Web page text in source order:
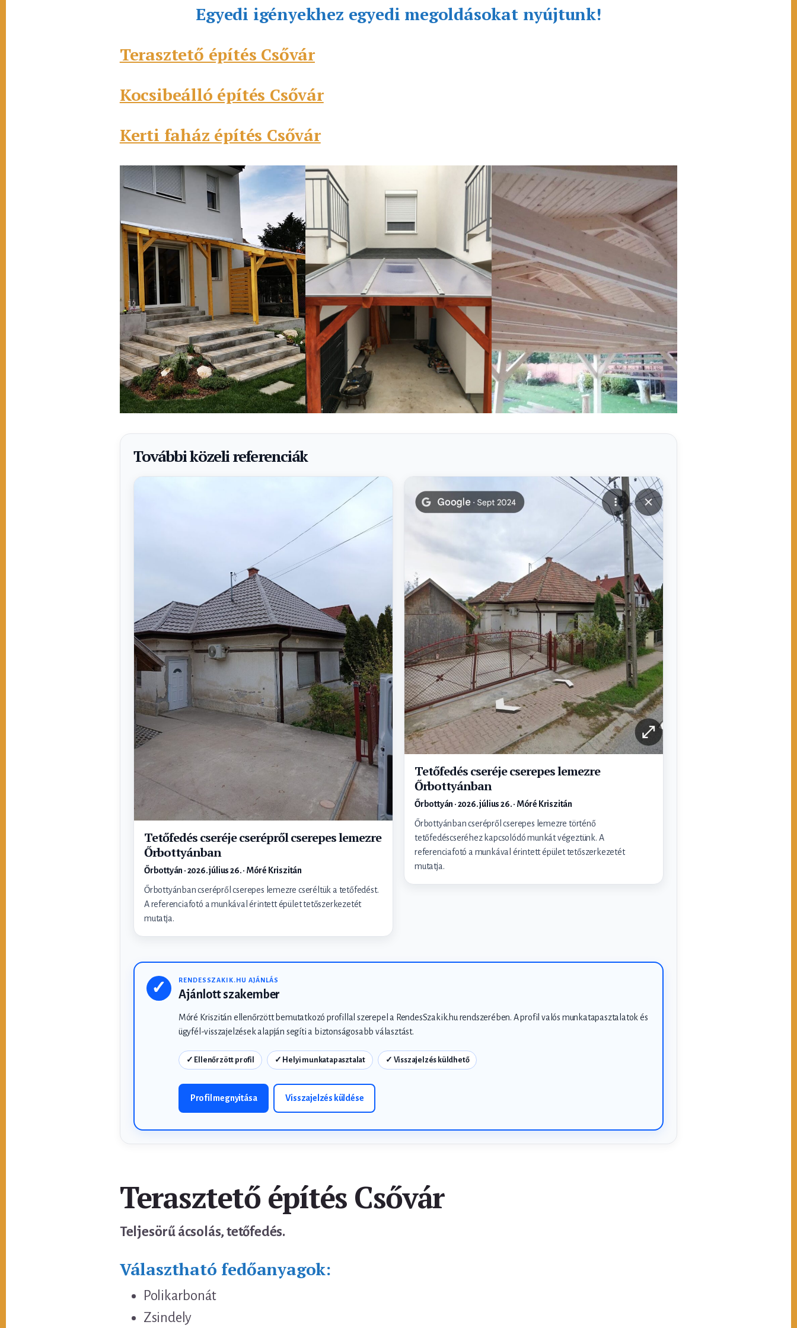
Egyedi igényekhez egyedi megoldásokat nyújtunk!
Terasztető építés Csővár
Kocsibeálló építés Csővár
Kerti faház építés Csővár
További közeli referenciák
Tetőfedés cseréje cserépről cserepes lemezre
Őrbottyánban
Őrbottyán · 2026. július 26. · Móré Kriszitán
Őrbottyánban cserépről cserepes lemezre cseréltük a tetőfedést.
A referenciafotó a munkával érintett épület tetőszerkezetét
mutatja.
Tetőfedés cseréje cserepes lemezre
Őrbottyánban
Őrbottyán · 2026. július 26. · Móré Kriszitán
Őrbottyánban cserépről cserepes lemezre történő
tetőfedéscseréhez kapcsolódó munkát végeztünk. A
referenciafotó a munkával érintett épület tetőszerkezetét
mutatja.
✓ RENDESSZAKIK.HU AJÁNLÁS
Ajánlott szakember
Móré Kriszitán ellenőrzött bemutatkozó profillal szerepel a RendesSzakik.hu rendszerében. A profil valós munkatapasztalatok és
ügyfél-visszajelzések alapján segíti a biztonságosabb választást.
✓ Ellenőrzött profil ✓ Helyi munkatapasztalat ✓ Visszajelzés küldhető
Profil megnyitása Visszajelzés küldése
Terasztető építés Csővár
Teljesörű ácsolás, tetőfedés.
Választható fedőanyagok:
Polikarbonát
Zsindely